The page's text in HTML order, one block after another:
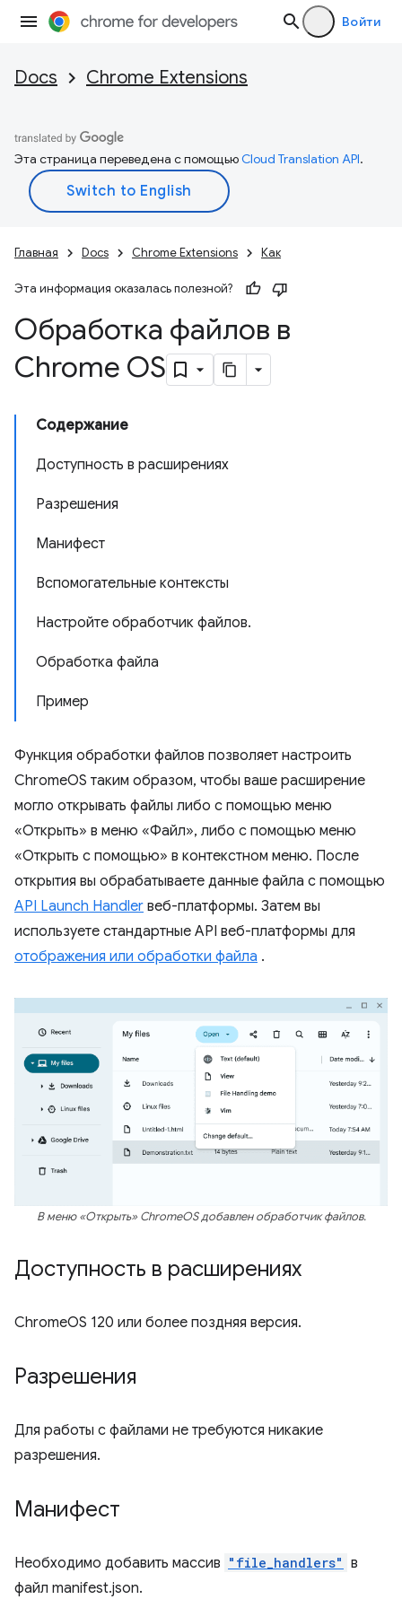
Войти
Docs Chrome Extensions
Эта страница переведена с помощьюCloud Translation API.
Главная Docs Chrome Extensions Как
Эта информация оказалась полезной?
Обработка файлов в
Chrome OS
Содержание
Доступность в расширениях
Разрешения
Манифест
Вспомогательные контексты
Настройте обработчик файлов.
Обработка файла
Пример
Функция обработки файлов позволяет настроить
ChromeOS таким образом, чтобы ваше расширение
могло открывать файлы либо с помощью меню
«Открыть» в меню «Файл», либо с помощью меню
«Открыть с помощью» в контекстном меню. После
открытия вы обрабатываете данные файла с помощью
API Launch Handler веб-платформы. Затем вы
используете стандартные API веб-платформы для
отображения или обработки файла .
В меню «Открыть» ChromeOS добавлен обработчик файлов.
Доступность в расширениях
ChromeOS 120 или более поздняя версия.
Разрешения
Для работы с файлами не требуются никакие
разрешения.
Манифест
Необходимо добавить массив "file_handlers" в
файл manifest.json.